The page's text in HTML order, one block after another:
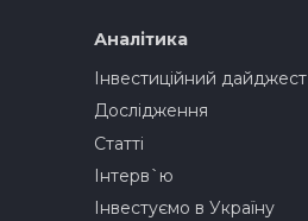
Аналітика
Інвестиційний дайджест
Дослідження
Статті
Інтерв`ю
Інвестуємо в Україну